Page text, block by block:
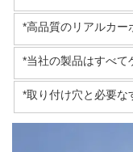
*高品質のリアルカー
*当社の製品はすべて
*取り付け穴と必要